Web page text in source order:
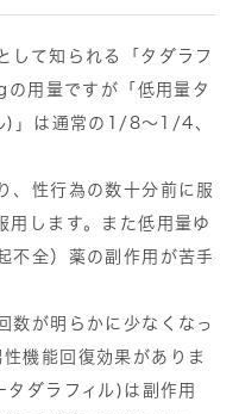
して知られる「タダラフ
用量ですが「低用量タ
)」は通常の1/8〜1/4、
、性行為の数十分前に服
用します。また低用量ゆ
不全）薬の副作用が苦手
数が明らかに少なくなっ
機能回復効果がありま
タダラフィル)は副作用